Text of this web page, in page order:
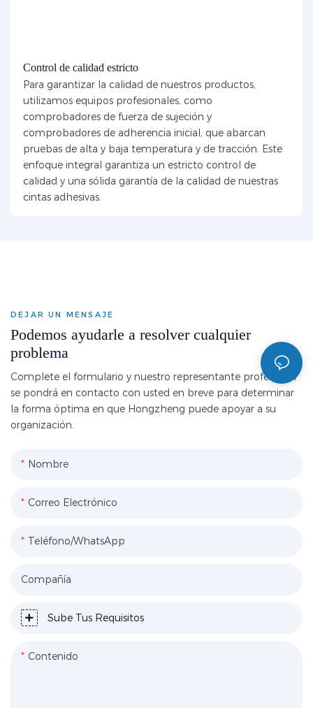
Control de calidad estricto
Para garantizar la calidad de nuestros productos,
utilizamos equipos profesionales, como
comprobadores de fuerza de sujeción y
comprobadores de adherencia inicial, que abarcan
pruebas de alta y baja temperatura y de tracción. Este
enfoque integral garantiza un estricto control de
calidad y una sólida garantía de la calidad de nuestras
cintas adhesivas.
DEJAR UN MENSAJE
Podemos ayudarle a resolver cualquier
problema
Complete el formulario y nuestro representante profesional
se pondrá en contacto con usted en breve para determinar
la forma óptima en que Hongzheng puede apoyar a su
organización.
Nombre
Correo Electrónico
Teléfono/WhatsApp
Compañía
Sube Tus Requisitos
Contenido